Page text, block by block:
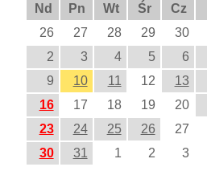
Nd Pn Wt Śr Cz
26
27 28 29 30
2
3 4 5 6
9
10 11 12 13
16
17 18 19 20
23
24 25 26 27
30
31 1 2 3